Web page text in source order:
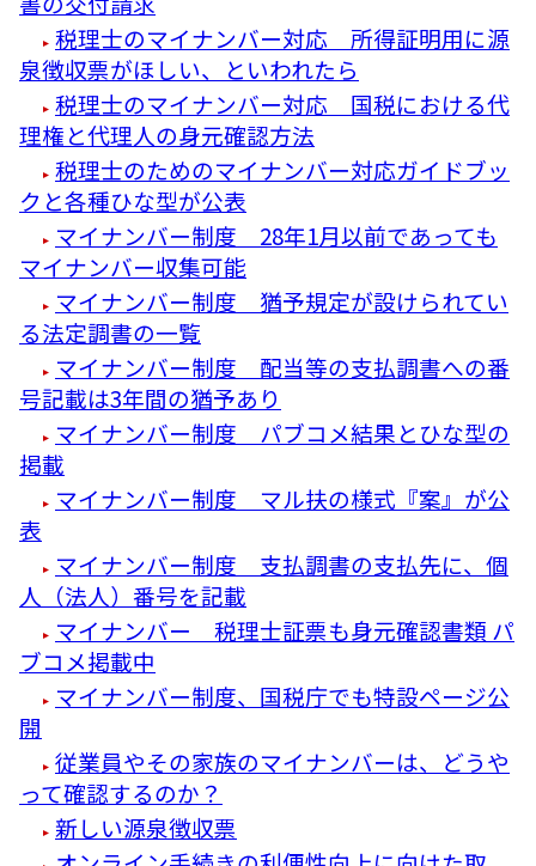
税理士のマイナンバー対応 所得証明用に源
泉徴収票がほしい、といわれたら
税理士のマイナンバー対応 国税における代
理権と代理人の身元確認方法
税理士のためのマイナンバー対応ガイドブッ
クと各種ひな型が公表
マイナンバー制度 28年1月以前であっても
マイナンバー収集可能
マイナンバー制度 猶予規定が設けられてい
る法定調書の一覧
マイナンバー制度 配当等の支払調書への番
号記載は3年間の猶予あり
マイナンバー制度 パブコメ結果とひな型の
掲載
マイナンバー制度 マル扶の様式『案』が公
表
マイナンバー制度 支払調書の支払先に、個
人（法人）番号を記載
マイナンバー 税理士証票も身元確認書類 パ
ブコメ掲載中
マイナンバー制度、国税庁でも特設ページ公
開
従業員やその家族のマイナンバーは、どうや
って確認するのか？
新しい源泉徴収票